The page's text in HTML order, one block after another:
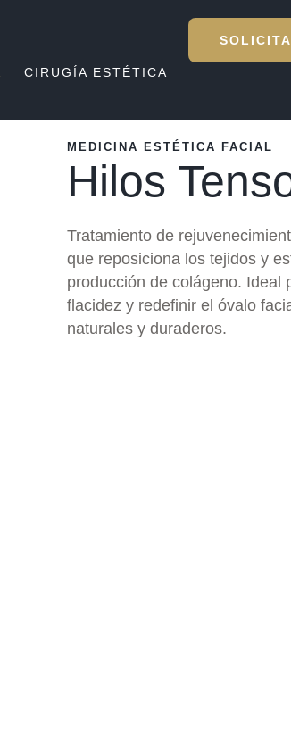
CIRUGÍA ESTÉTICA
MEDICINA ESTÉTICA FACIAL
Hilos
Tratamiento de
que reposiciona los tejidos y
producción de colágeno. Ideal
flacidez y redefinir el óvalo
naturales y duraderos.